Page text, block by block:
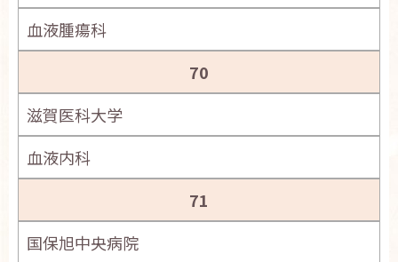
血液腫瘍科
70
滋賀医科大学
血液内科
71
国保旭中央病院